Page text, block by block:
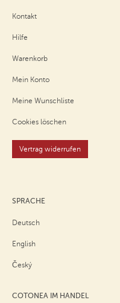
Kontakt
Hilfe
Warenkorb
Mein Konto
Meine Wunschliste
Cookies löschen
Vertrag widerrufen
SPRACHE
Deutsch
English
Český
COTONEA IM HANDEL